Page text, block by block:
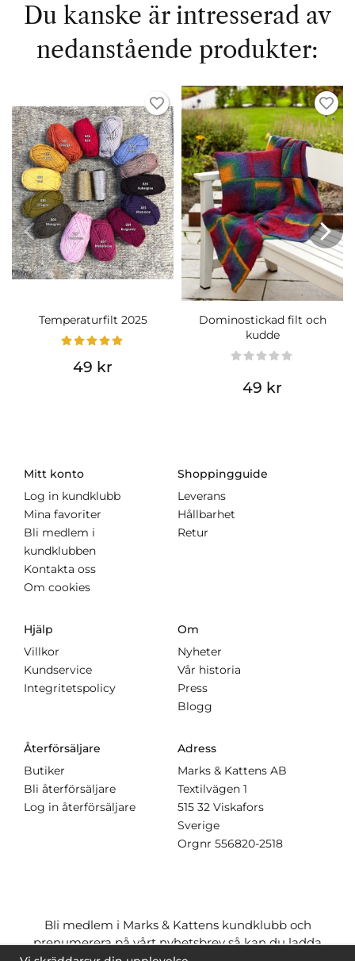
Du kanske är intresserad av
nedanstående produkter:
Temperaturfilt 2025
49 kr
Dominostickad filt och
kudde
49 kr
Mitt konto
Log in kundklubb
Mina favoriter
Bli medlem i
kundklubben
Kontakta oss
Om cookies
Shoppingguide
Leverans
Hållbarhet
Retur
Hjälp
Villkor
Kundservice
Integritetspolicy
Om
Nyheter
Vår historia
Press
Blogg
Återförsäljare
Butiker
Bli återförsäljare
Log in återförsäljare
Adress
Marks & Kattens AB
Textilvägen 1
515 32 Viskafors
Sverige
Orgnr 556820-2518
Bli medlem i Marks & Kattens kundklubb och
prenumerera på vårt nyhetsbrev så kan du ladda